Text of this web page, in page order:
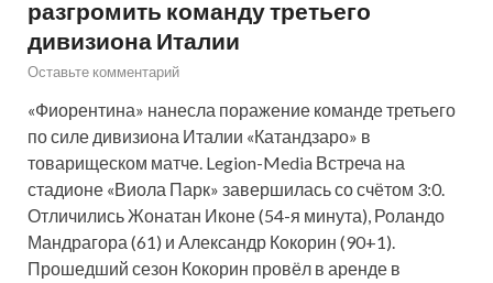
разгромить команду третьего
дивизиона Италии
Оставьте комментарий
«Фиорентина» нанесла поражение команде третьего
по силе дивизиона Италии «Катандзаро» в
товарищеском матче. Legion-Media Встреча на
стадионе «Виола Парк» завершилась со счётом 3:0.
Отличились Жонатан Иконе (54-я минута), Роландо
Мандрагора (61) и Александр Кокорин (90+1).
Прошедший сезон Кокорин провёл в аренде в